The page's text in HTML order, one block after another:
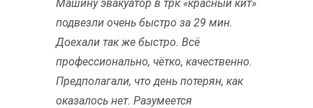
Машину эвакуатор в трк «красный кит»
подвезли очень быстро за 29 мин.
Доехали так же быстро. Всё
профессионально, чётко, качественно.
Предполагали, что день потерян, как
оказалось нет. Разумеется